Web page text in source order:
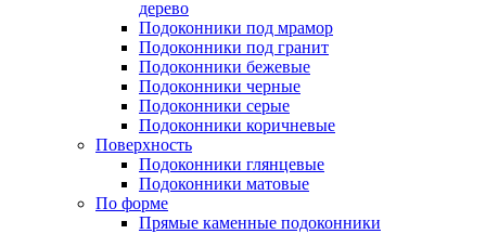
дерево
Подоконники под мрамор
Подоконники под гранит
Подоконники бежевые
Подоконники черные
Подоконники серые
Подоконники коричневые
Поверхность
Подоконники глянцевые
Подоконники матовые
По форме
Прямые каменные подоконники